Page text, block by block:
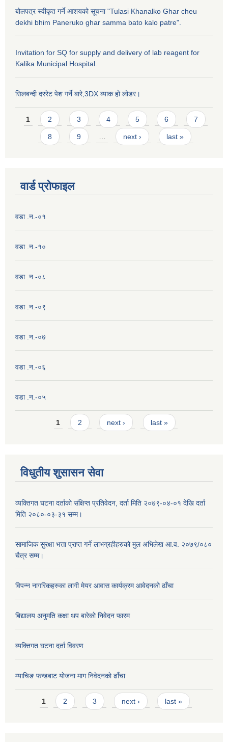
बोलपत्र स्वीकृत गर्ने आशयको सूचना "Tulasi Khanalko Ghar cheu
dekhi bhim Paneruko ghar samma bato kalo patre".
Invitation for SQ for supply and delivery of lab reagent for
Kalika Municipal Hospital.
सिलबन्दी दररेट पेश गर्ने बारे,3DX ब्याक हो लोडर।
Pages
1 2 3 4 5 6 7
8 9 next › last »
वार्ड प्राेफाइल
वडा .न.-०१
वडा .न.-१०
वडा .न.-०८
वडा .न.-०९
वडा .न.-०७
वडा .न.-०६
वडा .न.-०५
Pages1 2 next › last »
विधुतीय शुसासन सेवा
व्यक्तिगत घटना दर्ताको संक्षिप्त प्रतिवेदन, दर्ता मिति २०७९-०४-०१ देखि दर्ता
मिति २०८०-०३-३१ सम्म।
सामाजिक सुरक्षा भत्ता प्राप्त गर्ने लाभग्रहीहरुको मुल अभिलेख आ.व. २०७९/०८०
चैत्र सम्म।
विपन्न नागरिकहरुका लागी मेयर आवास कार्यक्रम आवेदनको ढाँचा
बिद्यालय अनुमति कक्षा थप बारेकाे निवेदन फारम
ब्यक्तिगत घटना दर्ता विवरण
म्याचिङ फन्डबाट याेजना माग निवेदनकाे ढाँचा
Pages
1 2 3 next › last »